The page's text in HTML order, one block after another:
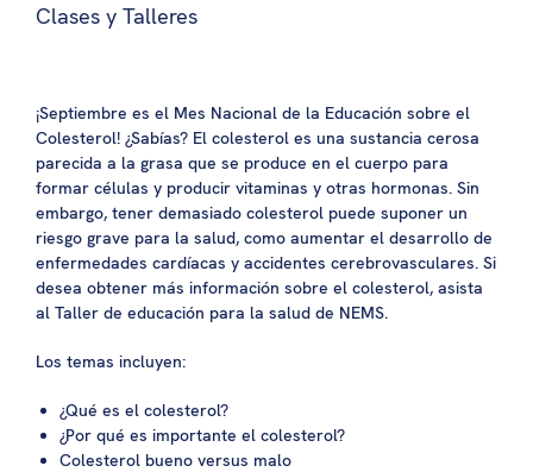
Clases y Talleres
¡Septiembre es el Mes Nacional de la Educación sobre el
Colesterol! ¿Sabías? El colesterol es una sustancia cerosa
parecida a la grasa que se produce en el cuerpo para
formar células y producir vitaminas y otras hormonas. Sin
embargo, tener demasiado colesterol puede suponer un
riesgo grave para la salud, como aumentar el desarrollo de
enfermedades cardíacas y accidentes cerebrovasculares. Si
desea obtener más información sobre el colesterol, asista
al Taller de educación para la salud de NEMS.
Los temas incluyen:
¿Qué es el colesterol?
¿Por qué es importante el colesterol?
Colesterol bueno versus malo